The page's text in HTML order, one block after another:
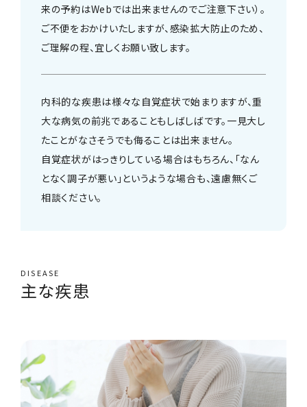
来の予約はWebでは出来ませんのでご注意下さい）。
ご不便をおかけいたしますが、感染拡大防止のため、
ご理解の程、宜しくお願い致します。
内科的な疾患は様々な自覚症状で始まりますが、重
大な病気の前兆であることもしばしばです。一見大し
たことがなさそうでも侮ることは出来ません。
自覚症状がはっきりしている場合はもちろん、「なん
となく調子が悪い」というような場合も、遠慮無くご
相談ください。
DISEASE
主な疾患